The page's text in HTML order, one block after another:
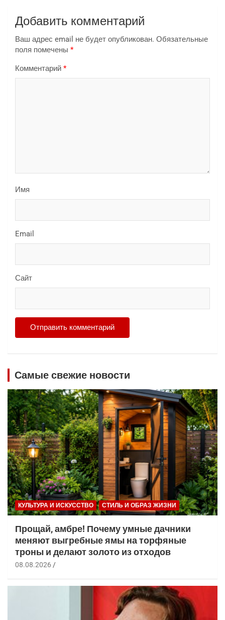
Добавить комментарий
Ваш адрес email не будет опубликован. Обязательные
поля помечены *
Комментарий *
Имя
Email
Сайт
Самые свежие новости
КУЛЬТУРА И ИСКУССТВО СТИЛЬ И ОБРАЗ ЖИЗНИ
Прощай, амбре! Почему умные дачники
меняют выгребные ямы на торфяные
троны и делают золото из отходов
08.08.2026